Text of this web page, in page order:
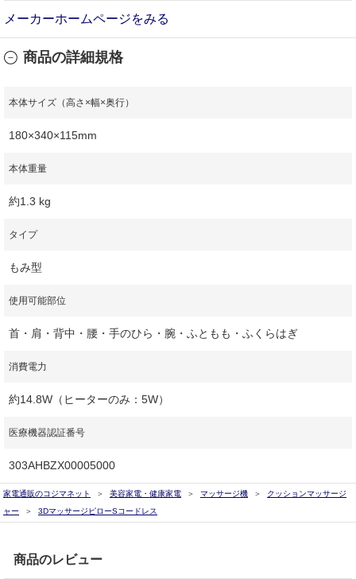
メーカーホームページをみる
商品の詳細規格
本体サイズ（高さ×幅×奥行）
180×340×115mm
本体重量
約1.3 kg
タイプ
もみ型
使用可能部位
首・肩・背中・腰・手のひら・腕・ふともも・ふくらはぎ
消費電力
約14.8W（ヒーターのみ：5W）
医療機器認証番号
303AHBZX00005000
家電通販のコジマネット 美容家電・健康家電 マッサージ機
クッションマッサージ
ャー
3DマッサージピローSコードレス
商品のレビュー